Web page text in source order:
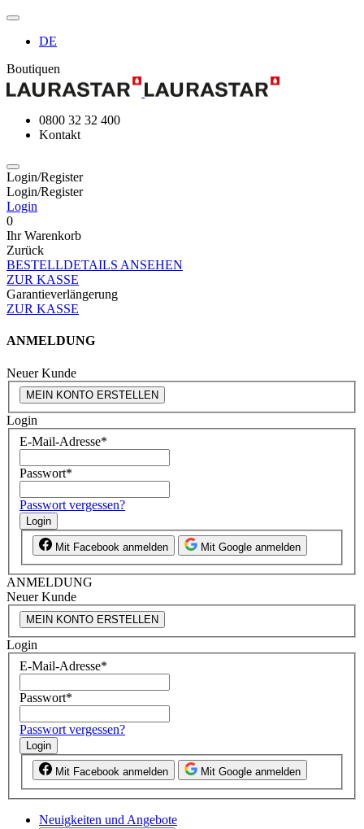
DE
Boutiquen
0800 32 32 400
Kontakt
Login/Register
Login/Register
Login
0
Ihr Warenkorb
Zurück
BESTELLDETAILS ANSEHEN
ZUR KASSE
Garantieverlängerung
ZUR KASSE
ANMELDUNG
Neuer Kunde
MEIN KONTO ERSTELLEN
Login
E-Mail-Adresse*
Passwort*
Passwort vergessen?
Login
Mit Facebook anmelden Mit Google anmelden
ANMELDUNG
Neuer Kunde
MEIN KONTO ERSTELLEN
Login
E-Mail-Adresse*
Passwort*
Passwort vergessen?
Login
Mit Facebook anmelden Mit Google anmelden
Neuigkeiten und Angebote